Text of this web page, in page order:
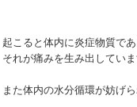
起こると体内に炎症物質で
それが痛みを生み出していま
また体内の水分循環が妨げ